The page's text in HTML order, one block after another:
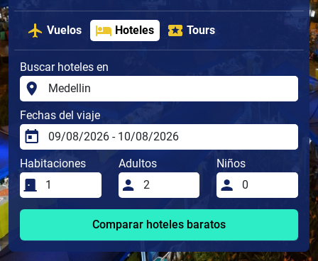
Vuelos Hoteles Tours
Buscar hoteles en
Fechas del viaje
Habitaciones Adultos Niños
Comparar hoteles baratos